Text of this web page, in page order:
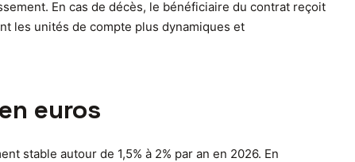
En cas de décès, le bénéficiaire du contrat reçoit
les unités de compte plus dynamiques et
euros
stable autour de 1,5% à 2% par an en 2026. En